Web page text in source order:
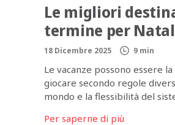
Le migliori
termine per
18 Dicembre 2025 9 min
Le vacanze possono essere
giocare secondo regole
mondo e la flessibilità del
Per saperne di più